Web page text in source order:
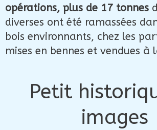
opérations, plus de 17 tonnes
diverses ont été ramassées
bois environnants, chez les
mises en bennes et vendues à
Petit
images